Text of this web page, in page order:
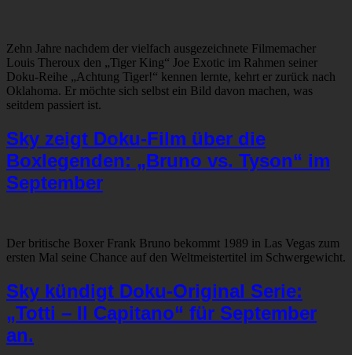
Zehn Jahre nachdem der vielfach ausgezeichnete Filmemacher
Louis Theroux den „Tiger King“ Joe Exotic im Rahmen seiner
Doku-Reihe „Achtung Tiger!“ kennen lernte, kehrt er zurück nach
Oklahoma. Er möchte sich selbst ein Bild davon machen, was
seitdem passiert ist.
Sky zeigt Doku-Film über die
Boxlegenden: „Bruno vs. Tyson“ im
September
Der britische Boxer Frank Bruno bekommt 1989 in Las Vegas zum
ersten Mal seine Chance auf den Weltmeistertitel im Schwergewicht.
Sky kündigt Doku-Original Serie:
„Totti – Il Capitano“ für September
an.